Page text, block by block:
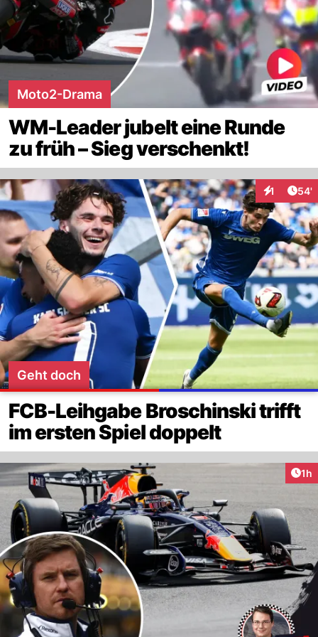
Moto2-Drama
WM-Leader jubelt eine Runde
zu früh – Sieg verschenkt!
1 54'
Geht doch
FCB-Leihgabe Broschinski trifft
im ersten Spiel doppelt
1h